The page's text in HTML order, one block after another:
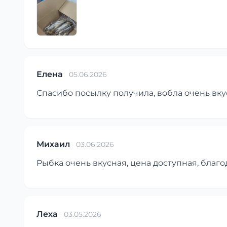
Елена 05.06.2026
Спасибо посылку получила, вобла очень
Михаил 03.06.2026
Рыбка очень вкусная, цена доступная,
Леха 03.05.2026